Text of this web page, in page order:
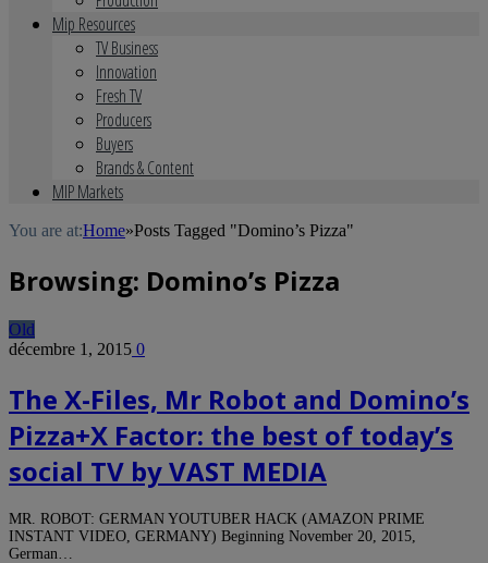
Mip Resources
TV Business
Innovation
Fresh TV
Producers
Buyers
Brands & Content
MIP Markets
You are at:Home»Posts Tagged "Domino’s Pizza"
Browsing: Domino’s Pizza
Old
décembre 1, 2015 0
The X-Files, Mr Robot and Domino’s
Pizza+X Factor: the best of today’s
social TV by VAST MEDIA
MR. ROBOT: GERMAN YOUTUBER HACK (AMAZON PRIME
INSTANT VIDEO, GERMANY) Beginning November 20, 2015,
German…